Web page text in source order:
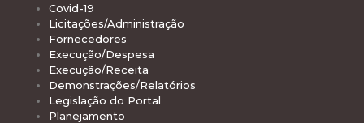
Covid-19
Licitações/Administração
Fornecedores
Execução/Despesa
Execução/Receita
Demonstrações/Relatórios
Legislação do Portal
Planejamento